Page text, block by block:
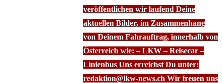
veröffentlichen wir laufend Deine
aktuellen Bilder, im Zusammenhang
von Deinem Fahrauftrag, innerhalb von
Österreich wie: – LKW – Reisecar –
Linienbus Uns erreichst Du unter:
redaktion@lkw-news.ch Wir freuen uns